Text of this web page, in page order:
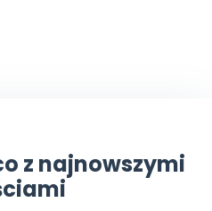
z najnowszymi